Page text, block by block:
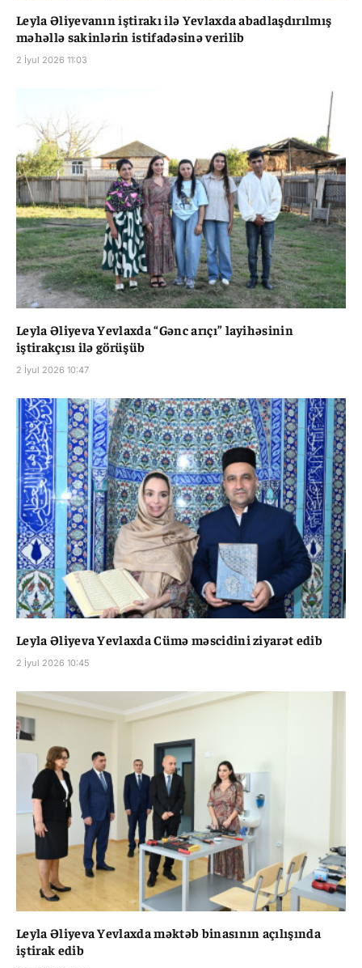
Leyla Əliyevanın iştirakı ilə Yevlaxda abadlaşdırılmış
məhəllə sakinlərin istifadəsinə verilib
2 İyul 2026 11:03
Leyla Əliyeva Yevlaxda “Gənc arıçı” layihəsinin
iştirakçısı ilə görüşüb
2 İyul 2026 10:47
Leyla Əliyeva Yevlaxda Cümə məscidini ziyarət edib
2 İyul 2026 10:45
Leyla Əliyeva Yevlaxda məktəb binasının açılışında
iştirak edib